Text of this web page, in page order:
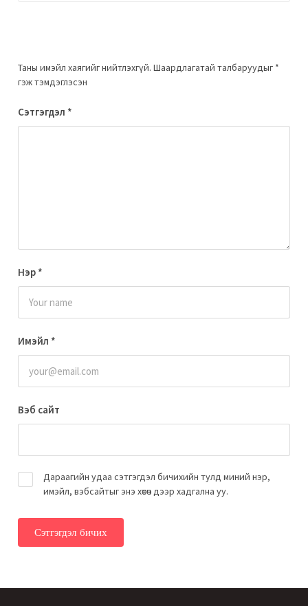
Таны имэйл хаягийг нийтлэхгүй. Шаардлагатай талбаруудыг *
гэж тэмдэглэсэн
Сэтгэгдэл *
Нэр *
Имэйл *
Вэб сайт
Дараагийн удаа сэтгэгдэл бичихийн тулд миний нэр,
имэйл, вэбсайтыг энэ хөтөч дээр хадгална уу.